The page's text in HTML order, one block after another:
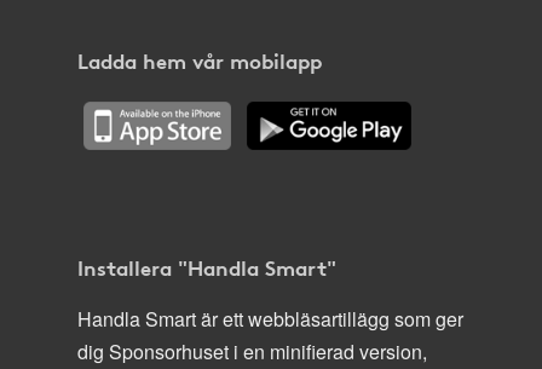
Ladda hem vår mobilapp
Installera "Handla Smart"
Handla Smart är ett webbläsartillägg som ger
dig Sponsorhuset i en minifierad version,